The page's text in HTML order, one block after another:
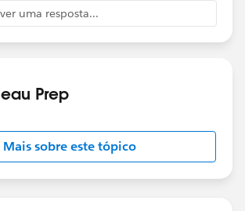
uma resposta...
Prep
Mais sobre este tópico